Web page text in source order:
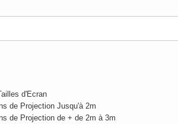
d'Ecran
de Projection Jusqu'à 2m
de Projection de + de 2m à 3m